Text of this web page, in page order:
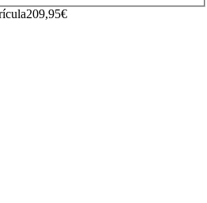
209,95€